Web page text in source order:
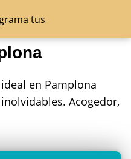
en Pamplona
Acogedor,